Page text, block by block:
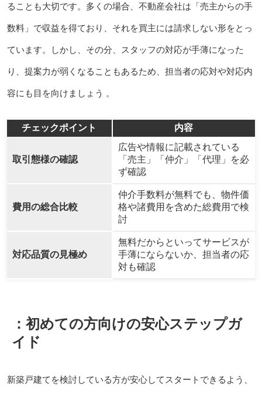
ることも大切です。多くの場合、不動産会社は「売主からの手
数料」で収益を得ており、それを買主には請求しない形をとっ
ています。しかし、その分、スタッフの対応が手薄になった
り、提案力が弱くなることもあるため、担当者の応対や対応内
容にも目を向けましょう 。
チェックポイント 内容
取引態様の確認
広告や情報に記載されている
「売主」「仲介」「代理」を必
ず確認
費用の総合比較
仲介手数料が無料でも、物件価
格や諸費用を含めた総費用で検
討
対応品質の見極め
無料だからといってサービスが
手薄にならないか、担当者の応
対も確認
：初めての方向けの安心ステップガ
イド
新築戸建てを検討している方が安心してスタートできるよう、